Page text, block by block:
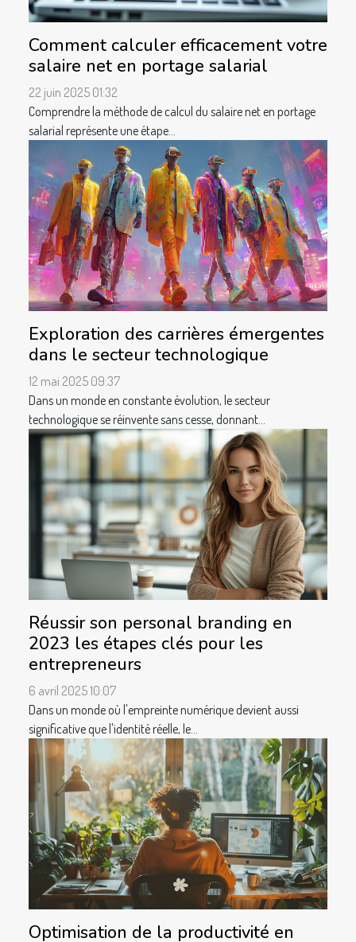
Comment calculer efficacement votre
salaire net en portage salarial
22 juin 2025 01:32
Comprendre la méthode de calcul du salaire net en portage
salarial représente une étape...
Exploration des carrières émergentes
dans le secteur technologique
12 mai 2025 09:37
Dans un monde en constante évolution, le secteur
technologique se réinvente sans cesse, donnant...
Réussir son personal branding en
2023 les étapes clés pour les
entrepreneurs
6 avril 2025 10:07
Dans un monde où l'empreinte numérique devient aussi
significative que l'identité réelle, le...
Optimisation de la productivité en